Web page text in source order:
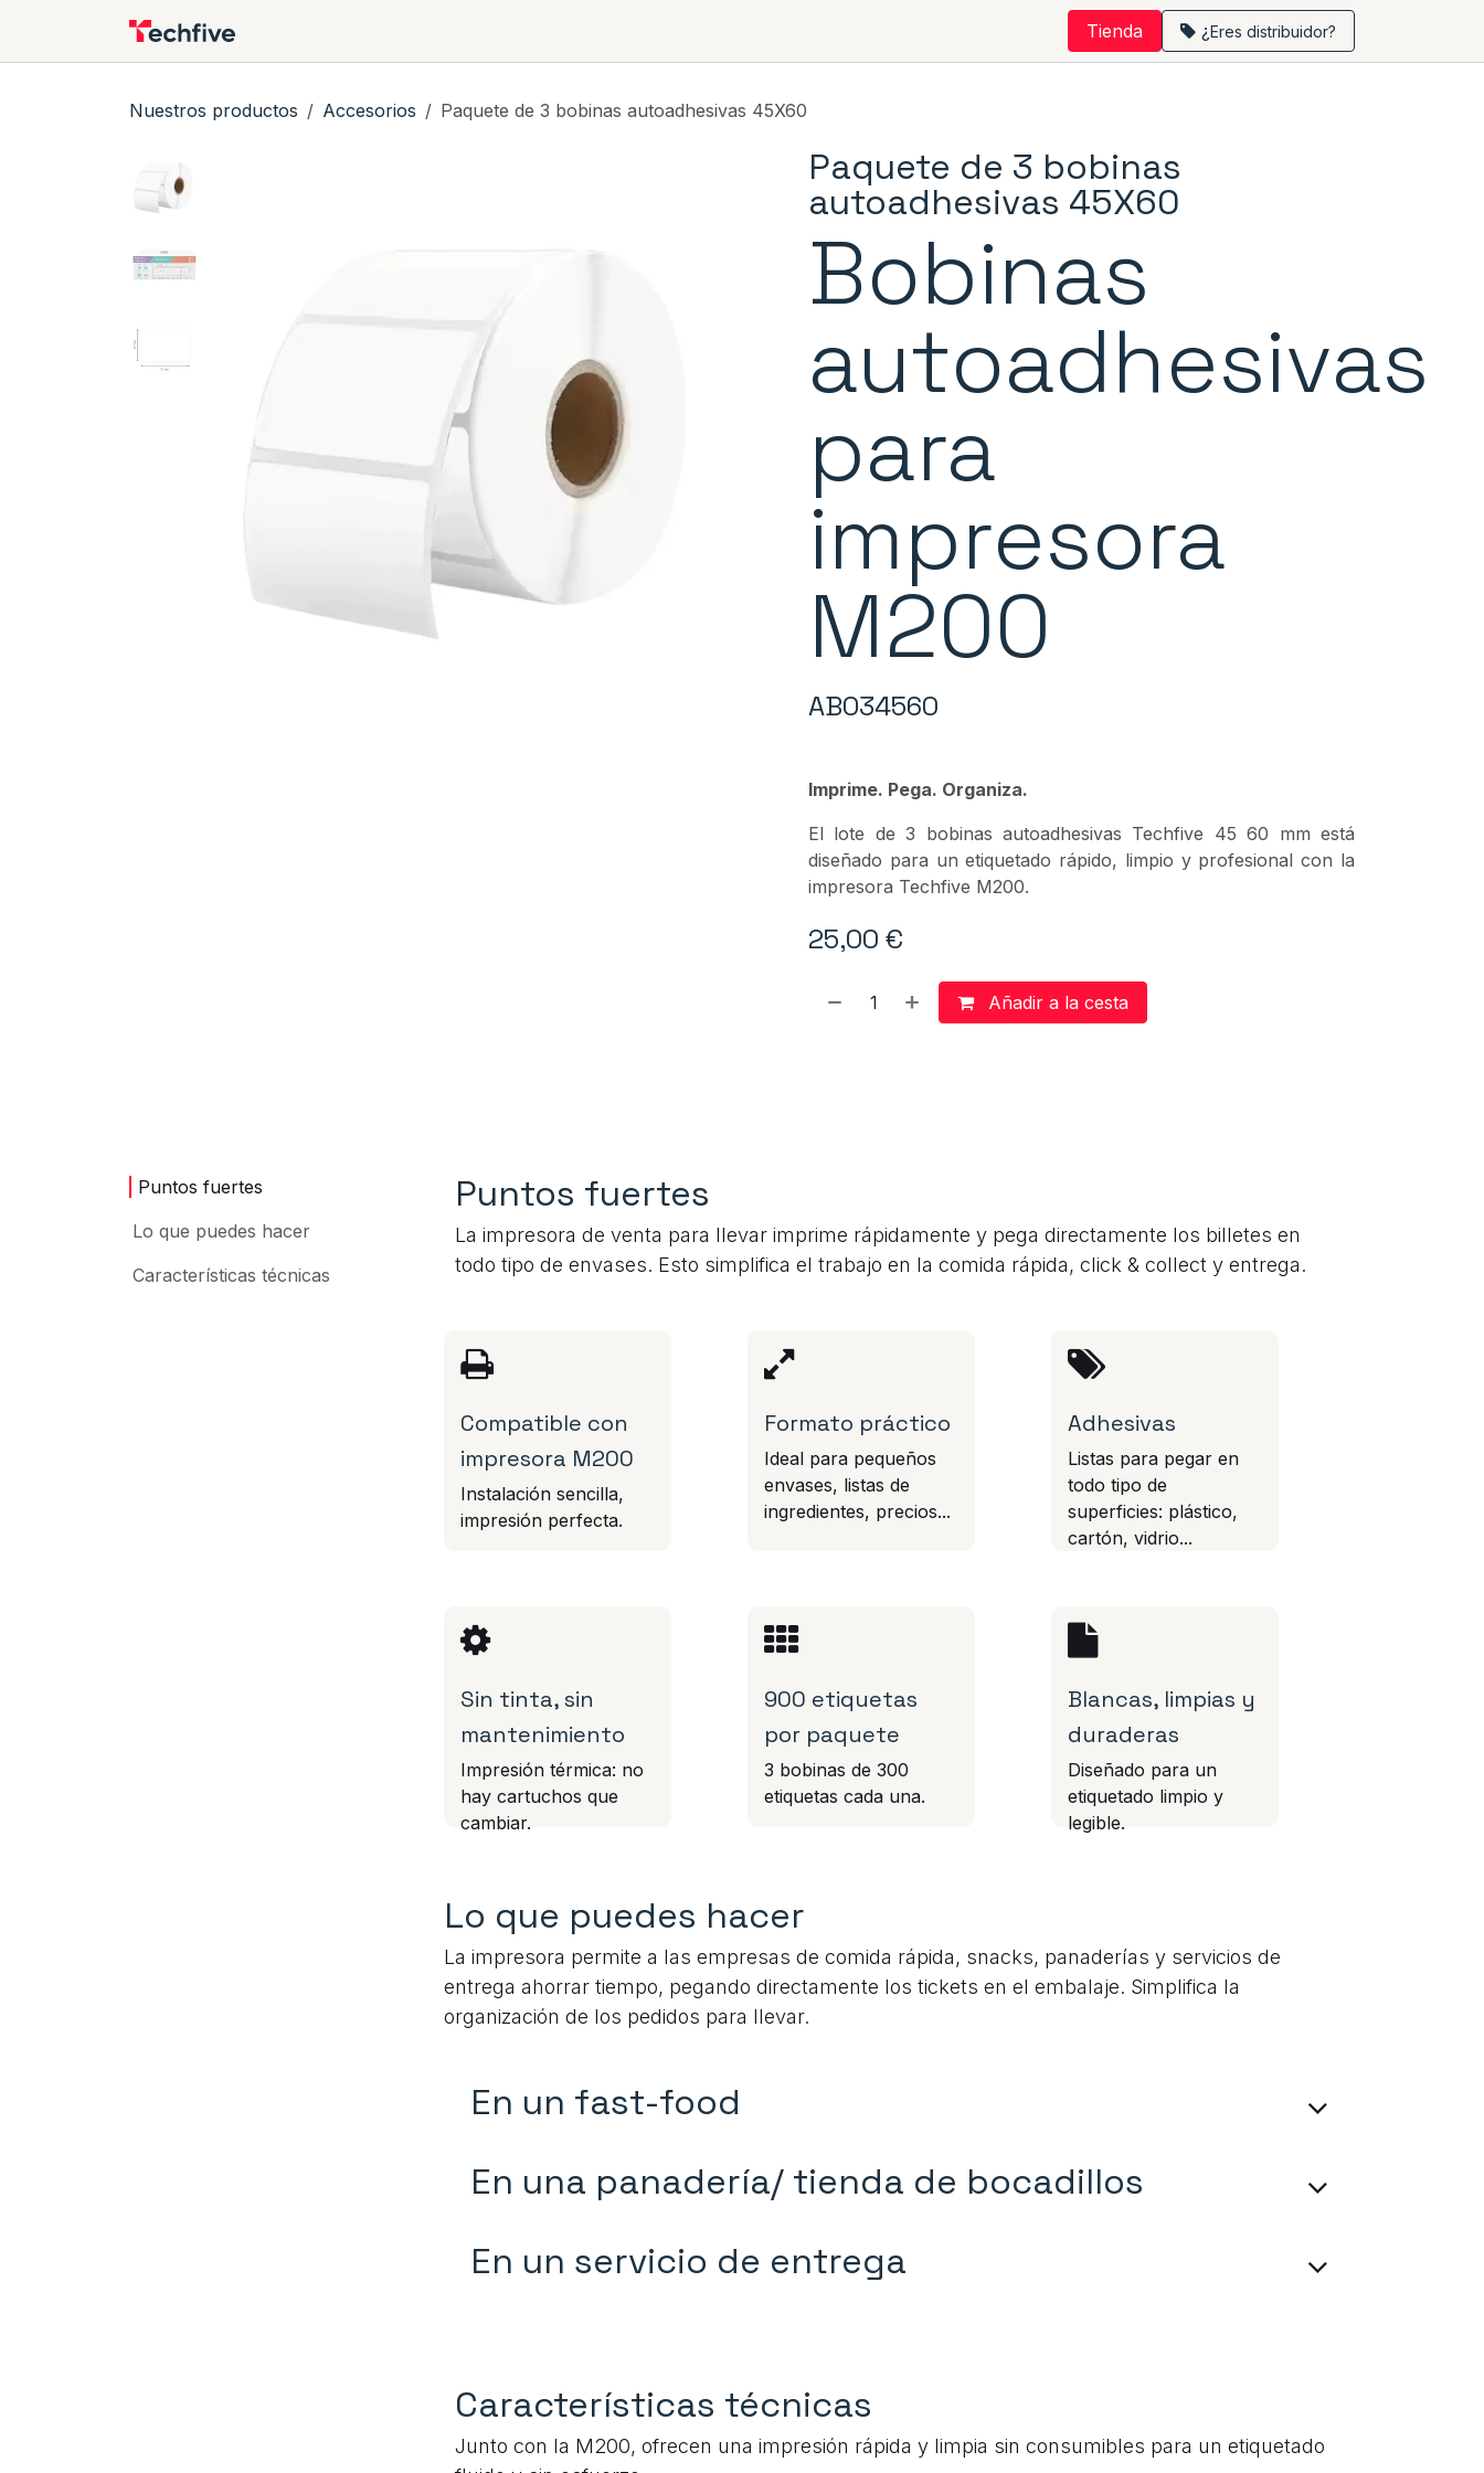
Tienda ¿Eres distribuidor?
Nuestros productos Accesorios Paquete de 3 bobinas autoadhesivas 45X60
Paquete de 3 bobinas
autoadhesivas 45X60
Bobinas
autoadhesivas
para
impresora
M200
ABO34560
Imprime. Pega. Organiza.
El lote de 3 bobinas autoadhesivas Techfive 45 60 mm está
diseñado para un etiquetado rápido, limpio y profesional con la
impresora Techfive M200.
25,00 €
Añadir a la cesta
Puntos fuertes
Lo que puedes hacer
Características técnicas
Puntos fuertes
La impresora de venta para llevar imprime rápidamente y pega directamente los billetes en
todo tipo de envases. Esto simplifica el trabajo en la comida rápida, click & collect y entrega.
Compatible con
impresora M200
Instalación sencilla,
impresión perfecta.
Formato práctico
Ideal para pequeños
envases, listas de
ingredientes, precios...
Adhesivas
Listas para pegar en
todo tipo de
superficies: plástico,
cartón, vidrio...
Sin tinta, sin
mantenimiento
Impresión térmica: no
hay cartuchos que
cambiar.
900 etiquetas
por paquete
3 bobinas de 300
etiquetas cada una.
Blancas, limpias y
duraderas
Diseñado para un
etiquetado limpio y
legible.
Lo que puedes hacer
La impresora permite a las empresas de comida rápida, snacks, panaderías y servicios de
entrega ahorrar tiempo, pegando directamente los tickets en el embalaje. Simplifica la
organización de los pedidos para llevar.
En un fast-food
En una panadería/ tienda de bocadillos
En un servicio de entrega
Características técnicas
Junto con la M200, ofrecen una impresión rápida y limpia sin consumibles para un etiquetado